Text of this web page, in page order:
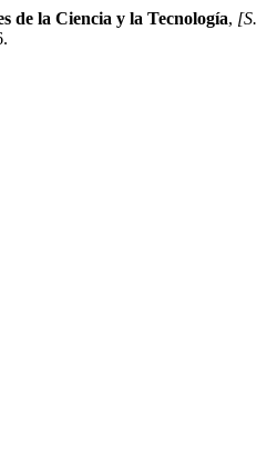
de la Ciencia y la Tecnología, [S.